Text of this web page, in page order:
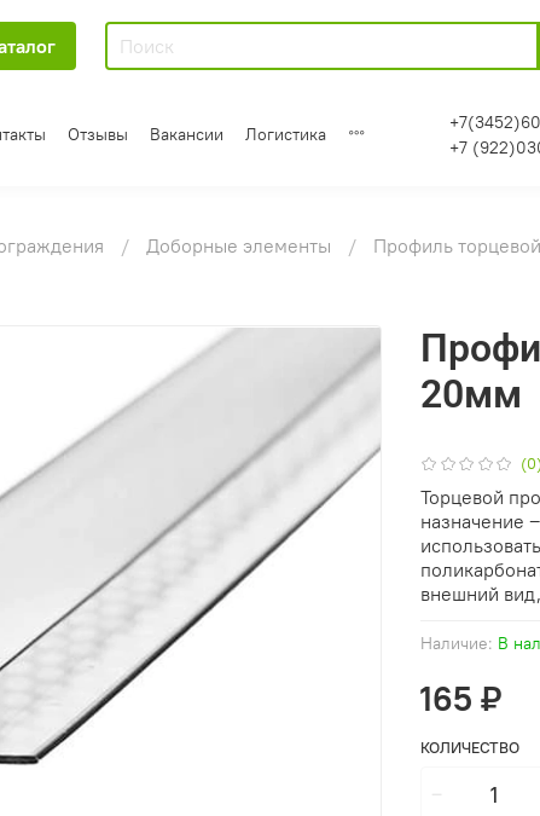
Отзывы Вакансии Логистика
+7
Доборные элементы Профиль
(0)
Наличие: В
20мм
165 ₽
КОЛИЧЕСТВО
Торцевой
назначение
внешний